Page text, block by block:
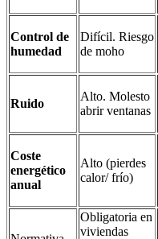
Control de
humedad
Difícil. Riesgo
de moho
Ruido
Alto. Molesto
abrir ventanas
Coste
energético
anual
Alto (pierdes
calor/ frío)
Obligatoria en
viviendas